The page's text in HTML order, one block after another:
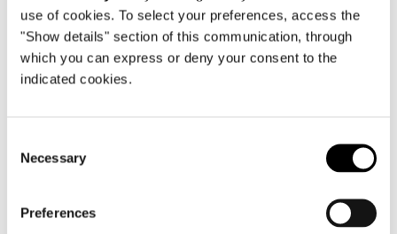
use of cookies. To select your preferences, access the
"Show details" section of this communication, through
which you can express or deny your consent to the
indicated cookies.
Selection
Necessary
Preferences
SHARE STAMPA DOWNLOAD PDF
TORNA ALLA LISTA NEWS